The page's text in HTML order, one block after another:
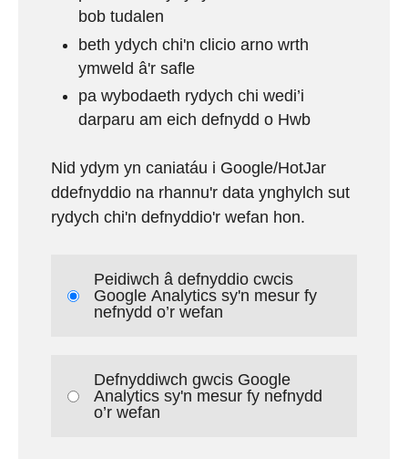
bob tudalen
beth ydych chi'n clicio arno wrth
ymweld â'r safle
pa wybodaeth rydych chi wedi’i
darparu am eich defnydd o Hwb
Nid ydym yn caniatáu i Google/HotJar
ddefnyddio na rhannu'r data ynghylch sut
rydych chi'n defnyddio'r wefan hon.
Peidiwch â defnyddio cwcis
Google Analytics sy'n mesur fy
nefnydd o’r wefan
Defnyddiwch gwcis Google
Analytics sy'n mesur fy nefnydd
o’r wefan